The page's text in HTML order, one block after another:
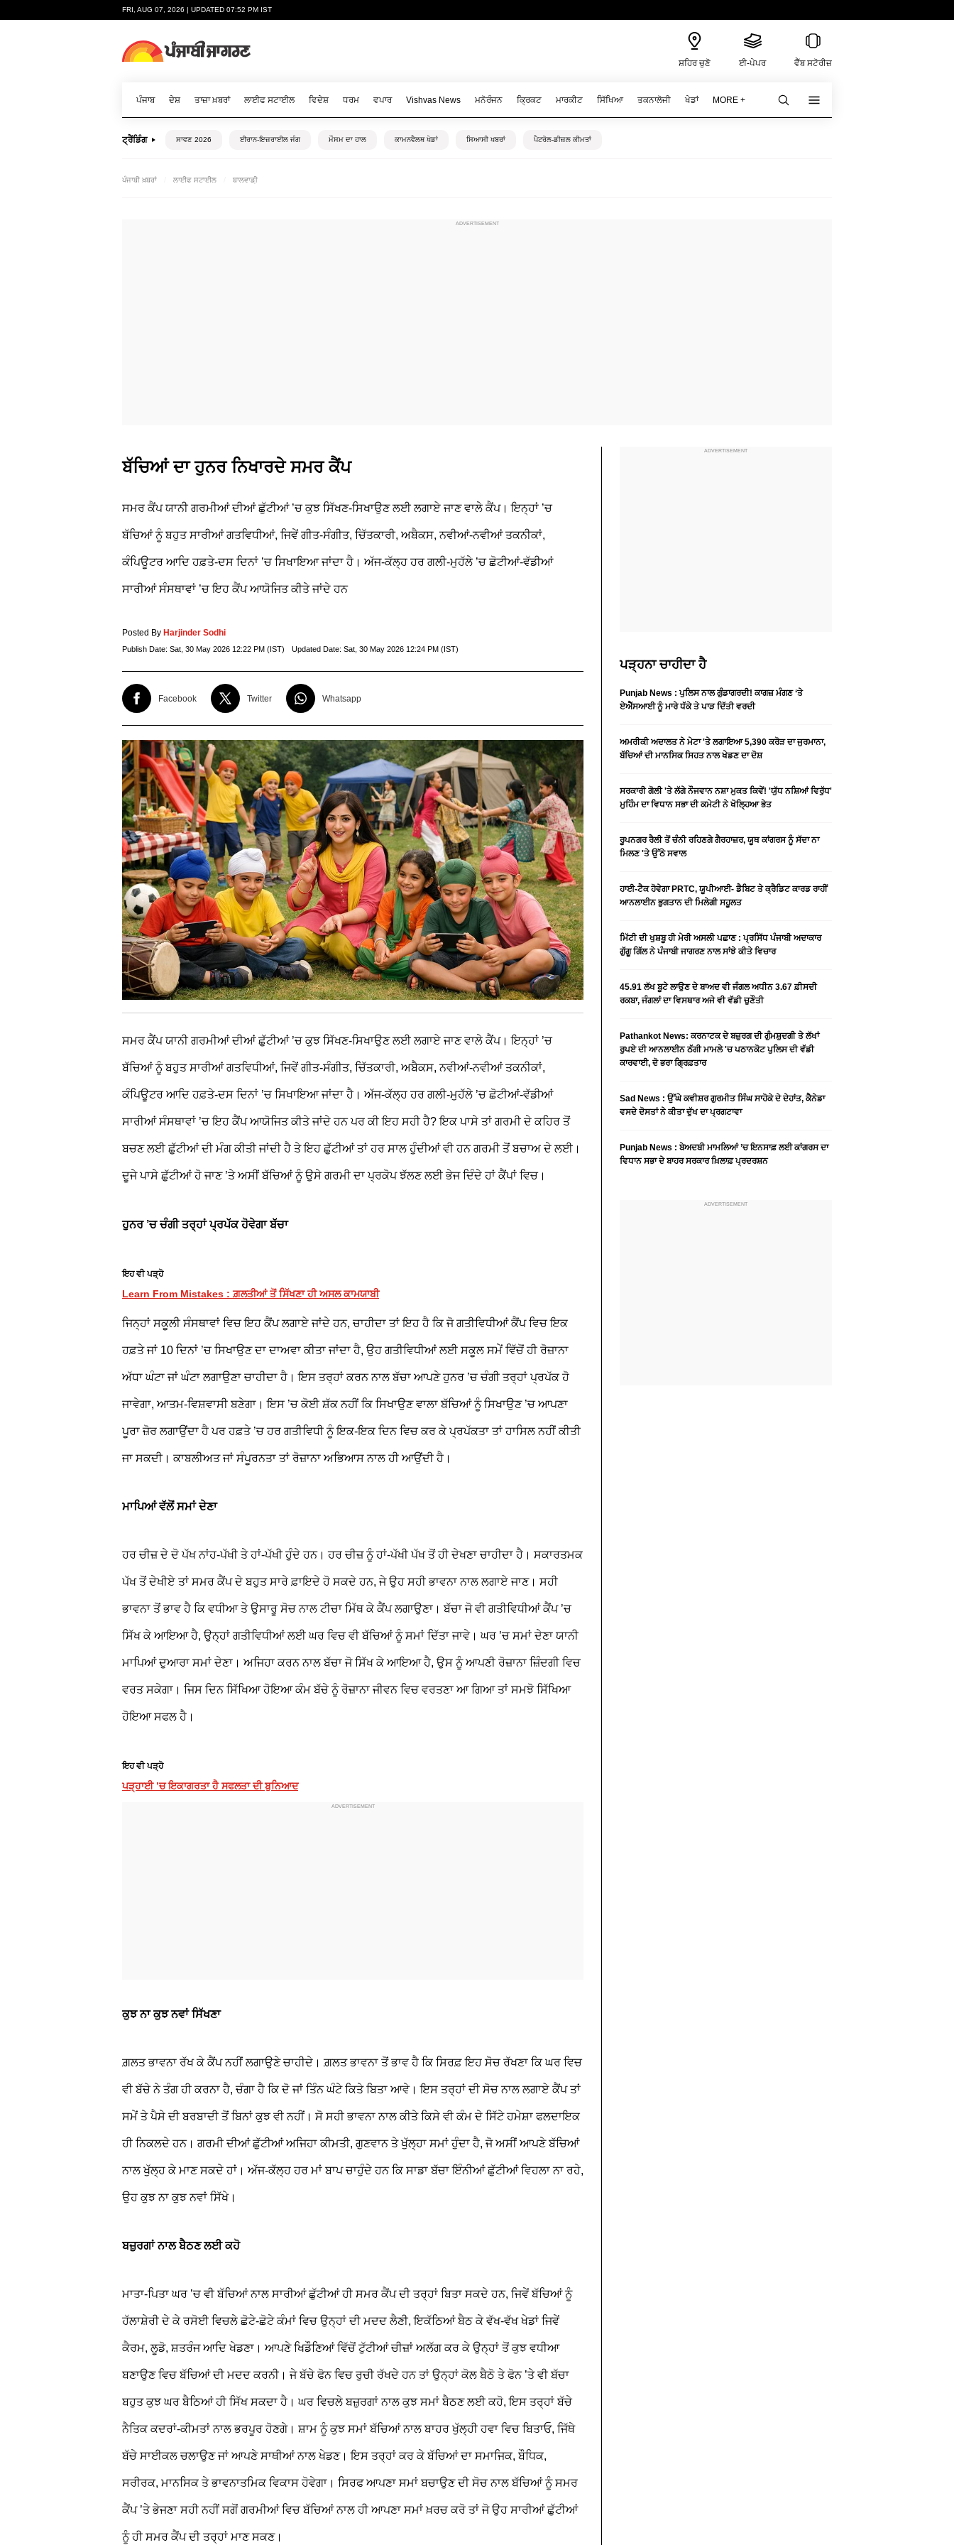
FRI, AUG 07, 2026 | UPDATED 07:52 PM IST
ਸ਼ਹਿਰ ਚੁਣੋ ਈ-ਪੇਪਰ ਵੈੱਬ ਸਟੋਰੀਜ਼
ਪੰਜਾਬ ਦੇਸ਼ ਤਾਜ਼ਾ ਖ਼ਬਰਾਂ ਲਾਈਫ ਸਟਾਈਲ ਵਿਦੇਸ਼ ਧਰਮ ਵਪਾਰ Vishvas News ਮਨੋਰੰਜਨ ਕ੍ਰਿਕਟ ਮਾਰਕੀਟ ਸਿੱਖਿਆ ਤਕਨਾਲੋਜੀ ਖੇਡਾਂ MORE +
ਟ੍ਰੈਂਡਿੰਗ ਸਾਵਣ 2026 ਈਰਾਨ-ਇਜ਼ਰਾਈਲ ਜੰਗ ਮੌਸਮ ਦਾ ਹਾਲ ਕਾਮਨਵੈਲਥ ਖੇਡਾਂ ਸਿਆਸੀ ਖਬਰਾਂ ਪੈਟਰੋਲ-ਡੀਜ਼ਲ ਕੀਮਤਾਂ
ਪੰਜਾਬੀ ਖ਼ਬਰਾਂ ਲਾਈਫ ਸਟਾਈਲ ਬਾਲਵਾਡ਼ੀ
ਬੱਚਿਆਂ ਦਾ ਹੁਨਰ ਨਿਖਾਰਦੇ ਸਮਰ ਕੈਂਪ
ਸਮਰ ਕੈਂਪ ਯਾਨੀ ਗਰਮੀਆਂ ਦੀਆਂ ਛੁੱਟੀਆਂ ’ਚ ਕੁਝ ਸਿੱਖਣ-ਸਿਖਾਉਣ ਲਈ ਲਗਾਏ ਜਾਣ ਵਾਲੇ ਕੈਂਪ। ਇਨ੍ਹਾਂ ’ਚ
ਬੱਚਿਆਂ ਨੂੰ ਬਹੁਤ ਸਾਰੀਆਂ ਗਤਵਿਧੀਆਂ, ਜਿਵੇਂ ਗੀਤ-ਸੰਗੀਤ, ਚਿੱਤਕਾਰੀ, ਅਬੈਕਸ, ਨਵੀਆਂ-ਨਵੀਆਂ ਤਕਨੀਕਾਂ,
ਕੰਪਿਊਟਰ ਆਦਿ ਹਫ਼ਤੇ-ਦਸ ਦਿਨਾਂ ’ਚ ਸਿਖਾਇਆ ਜਾਂਦਾ ਹੈ। ਅੱਜ-ਕੱਲ੍ਹ ਹਰ ਗਲੀ-ਮੁਹੱਲੇ ’ਚ ਛੋਟੀਆਂ-ਵੱਡੀਆਂ
ਸਾਰੀਆਂ ਸੰਸਥਾਵਾਂ ’ਚ ਇਹ ਕੈਂਪ ਆਯੋਜਿਤ ਕੀਤੇ ਜਾਂਦੇ ਹਨ
Posted By Harjinder Sodhi
Publish Date: Sat, 30 May 2026 12:22 PM (IST) Updated Date: Sat, 30 May 2026 12:24 PM (IST)
Facebook Twitter Whatsapp
ਸਮਰ ਕੈਂਪ ਯਾਨੀ ਗਰਮੀਆਂ ਦੀਆਂ ਛੁੱਟੀਆਂ ’ਚ ਕੁਝ ਸਿੱਖਣ-ਸਿਖਾਉਣ ਲਈ ਲਗਾਏ ਜਾਣ ਵਾਲੇ ਕੈਂਪ। ਇਨ੍ਹਾਂ ’ਚ
ਬੱਚਿਆਂ ਨੂੰ ਬਹੁਤ ਸਾਰੀਆਂ ਗਤਵਿਧੀਆਂ, ਜਿਵੇਂ ਗੀਤ-ਸੰਗੀਤ, ਚਿੱਤਕਾਰੀ, ਅਬੈਕਸ, ਨਵੀਆਂ-ਨਵੀਆਂ ਤਕਨੀਕਾਂ,
ਕੰਪਿਊਟਰ ਆਦਿ ਹਫ਼ਤੇ-ਦਸ ਦਿਨਾਂ ’ਚ ਸਿਖਾਇਆ ਜਾਂਦਾ ਹੈ। ਅੱਜ-ਕੱਲ੍ਹ ਹਰ ਗਲੀ-ਮੁਹੱਲੇ ’ਚ ਛੋਟੀਆਂ-ਵੱਡੀਆਂ
ਸਾਰੀਆਂ ਸੰਸਥਾਵਾਂ ’ਚ ਇਹ ਕੈਂਪ ਆਯੋਜਿਤ ਕੀਤੇ ਜਾਂਦੇ ਹਨ ਪਰ ਕੀ ਇਹ ਸਹੀ ਹੈ? ਇਕ ਪਾਸੇ ਤਾਂ ਗਰਮੀ ਦੇ ਕਹਿਰ ਤੋਂ
ਬਚਣ ਲਈ ਛੁੱਟੀਆਂ ਦੀ ਮੰਗ ਕੀਤੀ ਜਾਂਦੀ ਹੈ ਤੇ ਇਹ ਛੁੱਟੀਆਂ ਤਾਂ ਹਰ ਸਾਲ ਹੁੰਦੀਆਂ ਵੀ ਹਨ ਗਰਮੀ ਤੋਂ ਬਚਾਅ ਦੇ ਲਈ।
ਦੂਜੇ ਪਾਸੇ ਛੁੱਟੀਆਂ ਹੋ ਜਾਣ ’ਤੇ ਅਸੀਂ ਬੱਚਿਆਂ ਨੂੰ ਉਸੇ ਗਰਮੀ ਦਾ ਪ੍ਰਕੋਪ ਝੱਲਣ ਲਈ ਭੇਜ ਦਿੰਦੇ ਹਾਂ ਕੈਂਪਾਂ ਵਿਚ।
ਹੁਨਰ ’ਚ ਚੰਗੀ ਤਰ੍ਹਾਂ ਪ੍ਰਪੱਕ ਹੋਵੇਗਾ ਬੱਚਾ
ਇਹ ਵੀ ਪੜ੍ਹੋ
Learn From Mistakes : ਗ਼ਲਤੀਆਂ ਤੋਂ ਸਿੱਖਣਾ ਹੀ ਅਸਲ ਕਾਮਯਾਬੀ
ਜਿਨ੍ਹਾਂ ਸਕੂਲੀ ਸੰਸਥਾਵਾਂ ਵਿਚ ਇਹ ਕੈਂਪ ਲਗਾਏ ਜਾਂਦੇ ਹਨ, ਚਾਹੀਦਾ ਤਾਂ ਇਹ ਹੈ ਕਿ ਜੋ ਗਤੀਵਿਧੀਆਂ ਕੈਂਪ ਵਿਚ ਇਕ
ਹਫ਼ਤੇ ਜਾਂ 10 ਦਿਨਾਂ ’ਚ ਸਿਖਾਉਣ ਦਾ ਦਾਅਵਾ ਕੀਤਾ ਜਾਂਦਾ ਹੈ, ਉਹ ਗਤੀਵਿਧੀਆਂ ਲਈ ਸਕੂਲ ਸਮੇਂ ਵਿੱਚੋਂ ਹੀ ਰੋਜ਼ਾਨਾ
ਅੱਧਾ ਘੰਟਾ ਜਾਂ ਘੰਟਾ ਲਗਾਉਣਾ ਚਾਹੀਦਾ ਹੈ। ਇਸ ਤਰ੍ਹਾਂ ਕਰਨ ਨਾਲ ਬੱਚਾ ਆਪਣੇ ਹੁਨਰ ’ਚ ਚੰਗੀ ਤਰ੍ਹਾਂ ਪ੍ਰਪੱਕ ਹੋ
ਜਾਵੇਗਾ, ਆਤਮ-ਵਿਸ਼ਵਾਸੀ ਬਣੇਗਾ। ਇਸ ’ਚ ਕੋਈ ਸ਼ੱਕ ਨਹੀਂ ਕਿ ਸਿਖਾਉਣ ਵਾਲਾ ਬੱਚਿਆਂ ਨੂੰ ਸਿਖਾਉਣ ’ਚ ਆਪਣਾ
ਪੂਰਾ ਜ਼ੋਰ ਲਗਾਉਂਦਾ ਹੈ ਪਰ ਹਫ਼ਤੇ ’ਚ ਹਰ ਗਤੀਵਿਧੀ ਨੂੰ ਇਕ-ਇਕ ਦਿਨ ਵਿਚ ਕਰ ਕੇ ਪ੍ਰਪੱਕਤਾ ਤਾਂ ਹਾਸਿਲ ਨਹੀਂ ਕੀਤੀ
ਜਾ ਸਕਦੀ। ਕਾਬਲੀਅਤ ਜਾਂ ਸੰਪੂਰਨਤਾ ਤਾਂ ਰੋਜ਼ਾਨਾ ਅਭਿਆਸ ਨਾਲ ਹੀ ਆਉਂਦੀ ਹੈ।
ਮਾਪਿਆਂ ਵੱਲੋਂ ਸਮਾਂ ਦੇਣਾ
ਹਰ ਚੀਜ਼ ਦੇ ਦੋ ਪੱਖ ਨਾਂਹ-ਪੱਖੀ ਤੇ ਹਾਂ-ਪੱਖੀ ਹੁੰਦੇ ਹਨ। ਹਰ ਚੀਜ਼ ਨੂੰ ਹਾਂ-ਪੱਖੀ ਪੱਖ ਤੋਂ ਹੀ ਦੇਖਣਾ ਚਾਹੀਦਾ ਹੈ। ਸਕਾਰਤਮਕ
ਪੱਖ ਤੋਂ ਦੇਖੀਏ ਤਾਂ ਸਮਰ ਕੈਂਪ ਦੇ ਬਹੁਤ ਸਾਰੇ ਫ਼ਾਇਦੇ ਹੋ ਸਕਦੇ ਹਨ, ਜੇ ਉਹ ਸਹੀ ਭਾਵਨਾ ਨਾਲ ਲਗਾਏ ਜਾਣ। ਸਹੀ
ਭਾਵਨਾ ਤੋਂ ਭਾਵ ਹੈ ਕਿ ਵਧੀਆ ਤੇ ਉਸਾਰੂ ਸੋਚ ਨਾਲ ਟੀਚਾ ਮਿੱਥ ਕੇ ਕੈਂਪ ਲਗਾਉਣਾ। ਬੱਚਾ ਜੋ ਵੀ ਗਤੀਵਿਧੀਆਂ ਕੈਂਪ ’ਚ
ਸਿੱਖ ਕੇ ਆਇਆ ਹੈ, ਉਨ੍ਹਾਂ ਗਤੀਵਿਧੀਆਂ ਲਈ ਘਰ ਵਿਚ ਵੀ ਬੱਚਿਆਂ ਨੂੰ ਸਮਾਂ ਦਿੱਤਾ ਜਾਵੇ। ਘਰ ’ਚ ਸਮਾਂ ਦੇਣਾ ਯਾਨੀ
ਮਾਪਿਆਂ ਦੁਆਰਾ ਸਮਾਂ ਦੇਣਾ। ਅਜਿਹਾ ਕਰਨ ਨਾਲ ਬੱਚਾ ਜੋ ਸਿੱਖ ਕੇ ਆਇਆ ਹੈ, ਉਸ ਨੂੰ ਆਪਣੀ ਰੋਜ਼ਾਨਾ ਜ਼ਿੰਦਗੀ ਵਿਚ
ਵਰਤ ਸਕੇਗਾ। ਜਿਸ ਦਿਨ ਸਿੱਖਿਆ ਹੋਇਆ ਕੰਮ ਬੱਚੇ ਨੂੰ ਰੋਜ਼ਾਨਾ ਜੀਵਨ ਵਿਚ ਵਰਤਣਾ ਆ ਗਿਆ ਤਾਂ ਸਮਝੋ ਸਿੱਖਿਆ
ਹੋਇਆ ਸਫਲ ਹੈ।
ਇਹ ਵੀ ਪੜ੍ਹੋ
ਪੜ੍ਹਾਈ ’ਚ ਇਕਾਗਰਤਾ ਹੈ ਸਫਲਤਾ ਦੀ ਬੁਨਿਆਦ
ਕੁਝ ਨਾ ਕੁਝ ਨਵਾਂ ਸਿੱਖਣਾ
ਗ਼ਲਤ ਭਾਵਨਾ ਰੱਖ ਕੇ ਕੈਂਪ ਨਹੀਂ ਲਗਾਉਣੇ ਚਾਹੀਦੇ। ਗ਼ਲਤ ਭਾਵਨਾ ਤੋਂ ਭਾਵ ਹੈ ਕਿ ਸਿਰਫ਼ ਇਹ ਸੋਚ ਰੱਖਣਾ ਕਿ ਘਰ ਵਿਚ
ਵੀ ਬੱਚੇ ਨੇ ਤੰਗ ਹੀ ਕਰਨਾ ਹੈ, ਚੰਗਾ ਹੈ ਕਿ ਦੋ ਜਾਂ ਤਿੰਨ ਘੰਟੇ ਕਿਤੇ ਬਿਤਾ ਆਵੇ। ਇਸ ਤਰ੍ਹਾਂ ਦੀ ਸੋਚ ਨਾਲ ਲਗਾਏ ਕੈਂਪ ਤਾਂ
ਸਮੇਂ ਤੇ ਪੈਸੇ ਦੀ ਬਰਬਾਦੀ ਤੋਂ ਬਿਨਾਂ ਕੁਝ ਵੀ ਨਹੀਂ। ਸੋ ਸਹੀ ਭਾਵਨਾ ਨਾਲ ਕੀਤੇ ਕਿਸੇ ਵੀ ਕੰਮ ਦੇ ਸਿੱਟੇ ਹਮੇਸ਼ਾ ਫਲਦਾਇਕ
ਹੀ ਨਿਕਲਦੇ ਹਨ। ਗਰਮੀ ਦੀਆਂ ਛੁੱਟੀਆਂ ਅਜਿਹਾ ਕੀਮਤੀ, ਗੁਣਵਾਨ ਤੇ ਖੁੱਲ੍ਹਾ ਸਮਾਂ ਹੁੰਦਾ ਹੈ, ਜੋ ਅਸੀਂ ਆਪਣੇ ਬੱਚਿਆਂ
ਨਾਲ ਖੁੱਲ੍ਹ ਕੇ ਮਾਣ ਸਕਦੇ ਹਾਂ। ਅੱਜ-ਕੱਲ੍ਹ ਹਰ ਮਾਂ ਬਾਪ ਚਾਹੁੰਦੇ ਹਨ ਕਿ ਸਾਡਾ ਬੱਚਾ ਇੰਨੀਆਂ ਛੁੱਟੀਆਂ ਵਿਹਲਾ ਨਾ ਰਹੇ,
ਉਹ ਕੁਝ ਨਾ ਕੁਝ ਨਵਾਂ ਸਿੱਖੇ।
ਬਜ਼ੁਰਗਾਂ ਨਾਲ ਬੈਠਣ ਲਈ ਕਹੋ
ਮਾਤਾ-ਪਿਤਾ ਘਰ ’ਚ ਵੀ ਬੱਚਿਆਂ ਨਾਲ ਸਾਰੀਆਂ ਛੁੱਟੀਆਂ ਹੀ ਸਮਰ ਕੈਂਪ ਦੀ ਤਰ੍ਹਾਂ ਬਿਤਾ ਸਕਦੇ ਹਨ, ਜਿਵੇਂ ਬੱਚਿਆਂ ਨੂੰ
ਹੱਲਾਸ਼ੇਰੀ ਦੇ ਕੇ ਰਸੋਈ ਵਿਚਲੇ ਛੋਟੇ-ਛੋਟੇ ਕੰਮਾਂ ਵਿਚ ਉਨ੍ਹਾਂ ਦੀ ਮਦਦ ਲੈਣੀ, ਇਕੱਠਿਆਂ ਬੈਠ ਕੇ ਵੱਖ-ਵੱਖ ਖੇਡਾਂ ਜਿਵੇਂ
ਕੈਰਮ, ਲੂਡੋ, ਸ਼ਤਰੰਜ ਆਦਿ ਖੇਡਣਾ। ਆਪਣੇ ਖਿਡੌਣਿਆਂ ਵਿੱਚੋਂ ਟੁੱਟੀਆਂ ਚੀਜ਼ਾਂ ਅਲੱਗ ਕਰ ਕੇ ਉਨ੍ਹਾਂ ਤੋਂ ਕੁਝ ਵਧੀਆ
ਬਣਾਉਣ ਵਿਚ ਬੱਚਿਆਂ ਦੀ ਮਦਦ ਕਰਨੀ। ਜੇ ਬੱਚੇ ਫੋਨ ਵਿਚ ਰੁਚੀ ਰੱਖਦੇ ਹਨ ਤਾਂ ਉਨ੍ਹਾਂ ਕੋਲ ਬੈਠੋ ਤੇ ਫੋਨ ’ਤੇ ਵੀ ਬੱਚਾ
ਬਹੁਤ ਕੁਝ ਘਰ ਬੈਠਿਆਂ ਹੀ ਸਿੱਖ ਸਕਦਾ ਹੈ। ਘਰ ਵਿਚਲੇ ਬਜ਼ੁਰਗਾਂ ਨਾਲ ਕੁਝ ਸਮਾਂ ਬੈਠਣ ਲਈ ਕਹੋ, ਇਸ ਤਰ੍ਹਾਂ ਬੱਚੇ
ਨੈਤਿਕ ਕਦਰਾਂ-ਕੀਮਤਾਂ ਨਾਲ ਭਰਪੂਰ ਹੋਣਗੇ। ਸ਼ਾਮ ਨੂੰ ਕੁਝ ਸਮਾਂ ਬੱਚਿਆਂ ਨਾਲ ਬਾਹਰ ਖੁੱਲ੍ਹੀ ਹਵਾ ਵਿਚ ਬਿਤਾਓ, ਜਿੱਥੇ
ਬੱਚੇ ਸਾਈਕਲ ਚਲਾਉਣ ਜਾਂ ਆਪਣੇ ਸਾਥੀਆਂ ਨਾਲ ਖੇਡਣ। ਇਸ ਤਰ੍ਹਾਂ ਕਰ ਕੇ ਬੱਚਿਆਂ ਦਾ ਸਮਾਜਿਕ, ਬੌਧਿਕ,
ਸਰੀਰਕ, ਮਾਨਸਿਕ ਤੇ ਭਾਵਨਾਤਮਿਕ ਵਿਕਾਸ ਹੋਵੇਗਾ। ਸਿਰਫ ਆਪਣਾ ਸਮਾਂ ਬਚਾਉਣ ਦੀ ਸੋਚ ਨਾਲ ਬੱਚਿਆਂ ਨੂੰ ਸਮਰ
ਕੈਂਪ ’ਤੇ ਭੇਜਣਾ ਸਹੀ ਨਹੀਂ ਸਗੋਂ ਗਰਮੀਆਂ ਵਿਚ ਬੱਚਿਆਂ ਨਾਲ ਹੀ ਆਪਣਾ ਸਮਾਂ ਖ਼ਰਚ ਕਰੋ ਤਾਂ ਜੋ ਉਹ ਸਾਰੀਆਂ ਛੁੱਟੀਆਂ
ਨੂੰ ਹੀ ਸਮਰ ਕੈਂਪ ਦੀ ਤਰ੍ਹਾਂ ਮਾਣ ਸਕਣ।
ਪੜ੍ਹਨਾ ਚਾਹੀਦਾ ਹੈ
Punjab News : ਪੁਲਿਸ ਨਾਲ ਗੁੰਡਾਗਰਦੀ! ਕਾਗਜ਼ ਮੰਗਣ ‘ਤੇ
ਏਐੱਸਆਈ ਨੂੰ ਮਾਰੇ ਧੱਕੇ ਤੇ ਪਾੜ ਦਿੱਤੀ ਵਰਦੀ
ਅਮਰੀਕੀ ਅਦਾਲਤ ਨੇ ਮੇਟਾ 'ਤੇ ਲਗਾਇਆ 5,390 ਕਰੋੜ ਦਾ ਜੁਰਮਾਨਾ,
ਬੱਚਿਆਂ ਦੀ ਮਾਨਸਿਕ ਸਿਹਤ ਨਾਲ ਖੇਡਣ ਦਾ ਦੋਸ਼
ਸਰਕਾਰੀ ਗੋਲੀ 'ਤੇ ਲੱਗੇ ਨੌਜਵਾਨ ਨਸ਼ਾ ਮੁਕਤ ਕਿਵੇਂ! 'ਯੁੱਧ ਨਸ਼ਿਆਂ ਵਿਰੁੱਧ'
ਮੁਹਿੰਮ ਦਾ ਵਿਧਾਨ ਸਭਾ ਦੀ ਕਮੇਟੀ ਨੇ ਖੋਲ੍ਹਿਆ ਭੇਤ
ਰੂਪਨਗਰ ਰੈਲੀ ਤੋਂ ਚੰਨੀ ਰਹਿਣਗੇ ਗੈਰਹਾਜ਼ਰ, ਯੂਥ ਕਾਂਗਰਸ ਨੂੰ ਸੱਦਾ ਨਾ
ਮਿਲਣ 'ਤੇ ਉੱਠੇ ਸਵਾਲ
ਹਾਈ-ਟੈਕ ਹੋਵੇਗਾ PRTC, ਯੂਪੀਆਈ- ਡੈਬਿਟ ਤੇ ਕ੍ਰੈਡਿਟ ਕਾਰਡ ਰਾਹੀਂ
ਆਨਲਾਈਨ ਭੁਗਤਾਨ ਦੀ ਮਿਲੇਗੀ ਸਹੂਲਤ
ਮਿੱਟੀ ਦੀ ਖੁਸ਼ਬੂ ਹੀ ਮੇਰੀ ਅਸਲੀ ਪਛਾਣ : ਪ੍ਰਸਿੱਧ ਪੰਜਾਬੀ ਅਦਾਕਾਰ
ਗੁੱਗੂ ਗਿੱਲ ਨੇ ਪੰਜਾਬੀ ਜਾਗਰਣ ਨਾਲ ਸਾਂਝੇ ਕੀਤੇ ਵਿਚਾਰ
45.91 ਲੱਖ ਬੂਟੇ ਲਾਉਣ ਦੇ ਬਾਅਦ ਵੀ ਜੰਗਲ ਅਧੀਨ 3.67 ਫ਼ੀਸਦੀ
ਰਕਬਾ, ਜੰਗਲਾਂ ਦਾ ਵਿਸਥਾਰ ਅਜੇ ਵੀ ਵੱਡੀ ਚੁਣੌਤੀ
Pathankot News: ਕਰਨਾਟਕ ਦੇ ਬਜ਼ੁਰਗ ਦੀ ਗੁੰਮਸ਼ੁਦਗੀ ਤੇ ਲੱਖਾਂ
ਰੁਪਏ ਦੀ ਆਨਲਾਈਨ ਠੱਗੀ ਮਾਮਲੇ 'ਚ ਪਠਾਨਕੋਟ ਪੁਲਿਸ ਦੀ ਵੱਡੀ
ਕਾਰਵਾਈ, ਦੋ ਭਰਾ ਗ੍ਰਿਫ਼ਤਾਰ
Sad News : ਉੱਘੇ ਕਵੀਸ਼ਰ ਗੁਰਮੀਤ ਸਿੰਘ ਸਾਹੋਕੇ ਦੇ ਦੇਹਾਂਤ, ਕੈਨੇਡਾ
ਵਸਦੇ ਦੋਸਤਾਂ ਨੇ ਕੀਤਾ ਦੁੱਖ ਦਾ ਪ੍ਰਗਟਾਵਾ
Punjab News : ਬੇਅਦਬੀ ਮਾਮਲਿਆਂ ’ਚ ਇਨਸਾਫ਼ ਲਈ ਕਾਂਗਰਸ ਦਾ
ਵਿਧਾਨ ਸਭਾ ਦੇ ਬਾਹਰ ਸਰਕਾਰ ਖ਼ਿਲਾਫ਼ ਪ੍ਰਦਰਸ਼ਨ